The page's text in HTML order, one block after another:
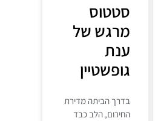
סטטוס
מרגש של
ענת
גופשטיין
בדרך הביתה מדירת
החירום, הלב כבד